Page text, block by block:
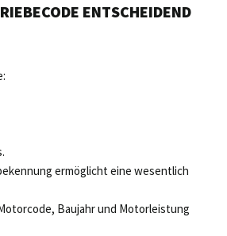
ENTSCHEIDEND
ermöglicht eine wesentlich
Baujahr und Motorleistung